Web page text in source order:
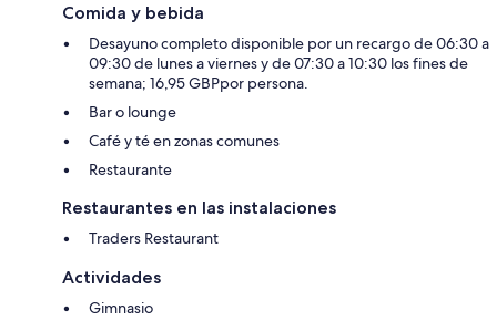
Comida y bebida
Desayuno completo disponible por un recargo de 06:30 a
09:30 de lunes a viernes y de 07:30 a 10:30 los fines de
semana; 16,95 GBPpor persona.
Bar o lounge
Café y té en zonas comunes
Restaurante
Restaurantes en las instalaciones
Traders Restaurant
Actividades
Gimnasio